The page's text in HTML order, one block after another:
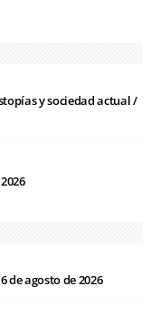
y sociedad actual /
de agosto de 2026